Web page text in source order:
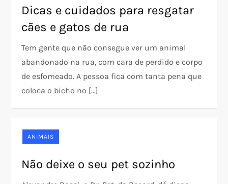
Dicas e cuidados para resgatar
cães e gatos de rua
Tem gente que não consegue ver um animal
abandonado na rua, com cara de perdido e corpo
de esfomeado. A pessoa fica com tanta pena que
coloca o bicho no […]
ANIMAIS
Não deixe o seu pet sozinho